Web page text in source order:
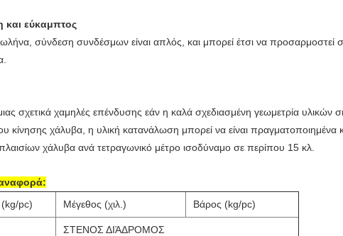
εύκαμπτος
σύνδεση συνδέσμων είναι απλός, και μπορεί έτσι να
σχετικά χαμηλές επένδυσης εάν η καλά σχεδιασμένη γεωμετρία υλικών
κίνησης χάλυβα, η υλική κατανάλωση μπορεί να είναι πραγματοποιημένα
χάλυβα ανά τετραγωνικό μέτρο ισοδύναμο σε περίπου 15 κλ.
pc) Μέγεθος (χιλ.) Βάρος (kg/pc)
ΣΤΕΝΟΣ ΔΙΆΔΡΟΜΟΣ